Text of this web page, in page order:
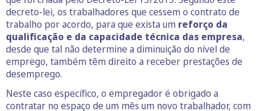
decreto-lei, os trabalhadores que cessem o contrato de
trabalho por acordo, para que exista um reforço da
qualificação e da capacidade técnica das empresa,
desde que tal não determine a diminuição do nível de
emprego, também têm direito a receber prestações de
desemprego.
Neste caso específico, o empregador é obrigado a
contratar no espaço de um mês um novo trabalhador, com